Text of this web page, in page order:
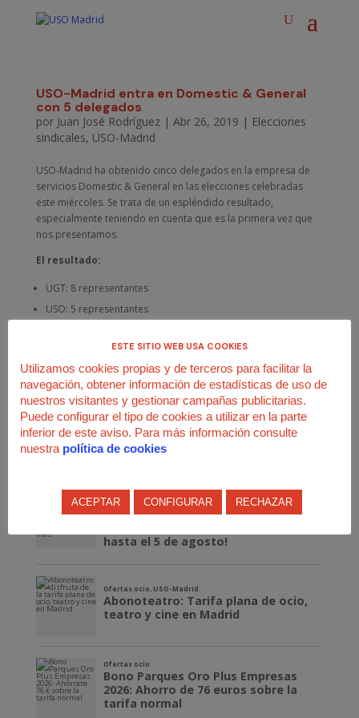
USO-Madrid entra en Domestic & General
con 5 delegados
por Juan José Rodríguez| Abr 26, 2019 | Elecciones
sindicales, USO-Madrid
USO-Madrid ha obtenido cinco delegados en la empresa de
servicios Domestic & General en las elecciones celebradas
este miércoles. Se trata de un espléndido resultado,
especialmente teniendo en cuenta que es la primera vez que
nos presentamos.
El resultado:
UGT: 8 representantes
USO: 5 representantes
ESTE SITIO WEB USA COOKIES
Utilizamos cookies propias y de terceros para facilitar la
navegación, obtener información de estadísticas de uso de
nuestros visitantes y gestionar campañas publicitarias.
Puede configurar el tipo de cookies a utilizar en la parte
inferior de este aviso. Para más información consulte
nuestra política de cookies
ACEPTAR CONFIGURAR RECHAZAR